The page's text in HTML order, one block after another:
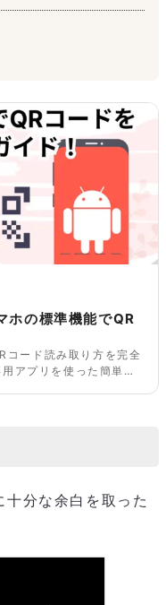
の標準機能でQR
ード読み取り方を完全
アプリを使った簡単な
分な余白を取った